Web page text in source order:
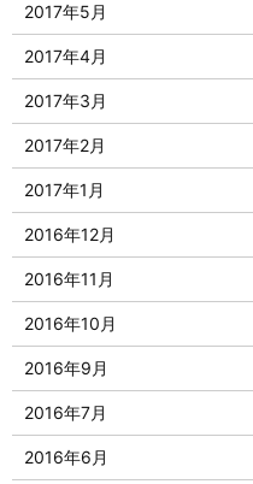
2017年5月
2017年4月
2017年3月
2017年2月
2017年1月
2016年12月
2016年11月
2016年10月
2016年9月
2016年7月
2016年6月